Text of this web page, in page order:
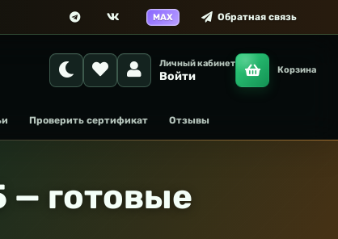
MAX Обратная связь
Личный кабинет
Войти Корзина
Проверить сертификат Отзывы
— готовые